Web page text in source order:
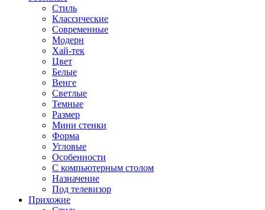
Стиль
Классические
Современные
Модерн
Хай-тек
Цвет
Белые
Венге
Светлые
Темные
Размер
Мини стенки
Форма
Угловые
Особенности
С компьютерным столом
Назначение
Под телевизор
Прихожие